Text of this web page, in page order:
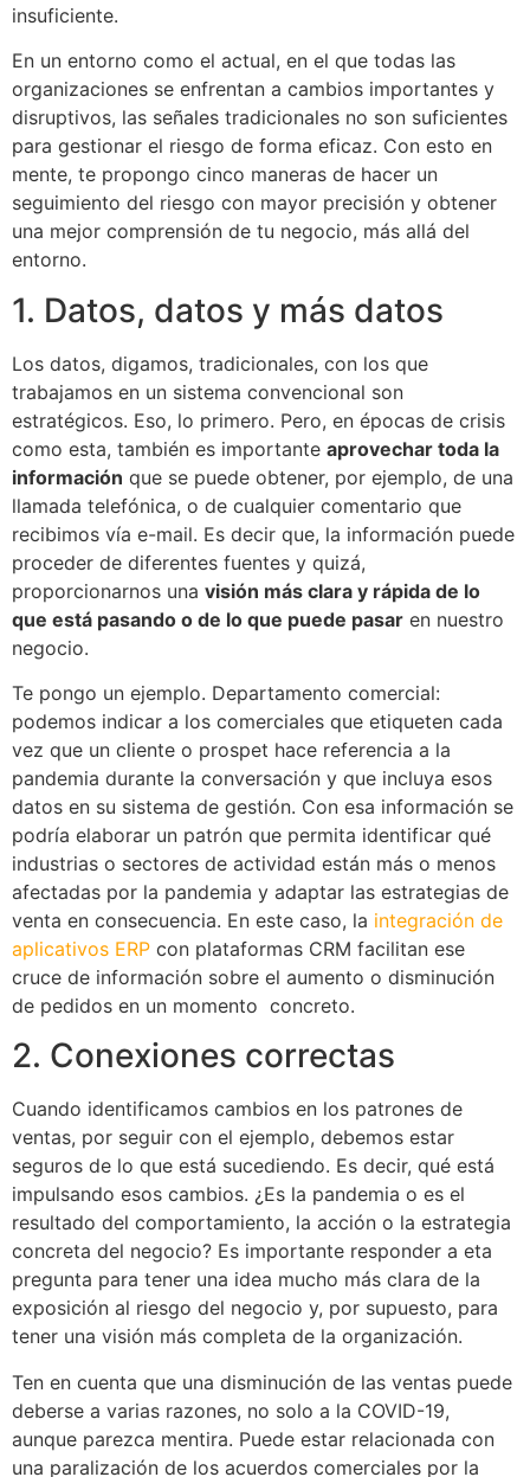
insuficiente.
En un entorno como el actual, en el que todas las
organizaciones se enfrentan a cambios importantes y
disruptivos, las señales tradicionales no son suficientes
para gestionar el riesgo de forma eficaz. Con esto en
mente, te propongo cinco maneras de hacer un
seguimiento del riesgo con mayor precisión y obtener
una mejor comprensión de tu negocio, más allá del
entorno.
1. Datos, datos y más datos
Los datos, digamos, tradicionales, con los que
trabajamos en un sistema convencional son
estratégicos. Eso, lo primero. Pero, en épocas de crisis
como esta, también es importante aprovechar toda la
información que se puede obtener, por ejemplo, de una
llamada telefónica, o de cualquier comentario que
recibimos vía e-mail. Es decir que, la información puede
proceder de diferentes fuentes y quizá,
proporcionarnos una visión más clara y rápida de lo
que está pasando o de lo que puede pasar en nuestro
negocio.
Te pongo un ejemplo. Departamento comercial:
podemos indicar a los comerciales que etiqueten cada
vez que un cliente o prospet hace referencia a la
pandemia durante la conversación y que incluya esos
datos en su sistema de gestión. Con esa información se
podría elaborar un patrón que permita identificar qué
industrias o sectores de actividad están más o menos
afectadas por la pandemia y adaptar las estrategias de
venta en consecuencia. En este caso, la integración de
aplicativos ERP con plataformas CRM facilitan ese
cruce de información sobre el aumento o disminución
de pedidos en un momento concreto.
2. Conexiones correctas
Cuando identificamos cambios en los patrones de
ventas, por seguir con el ejemplo, debemos estar
seguros de lo que está sucediendo. Es decir, qué está
impulsando esos cambios. ¿Es la pandemia o es el
resultado del comportamiento, la acción o la estrategia
concreta del negocio? Es importante responder a eta
pregunta para tener una idea mucho más clara de la
exposición al riesgo del negocio y, por supuesto, para
tener una visión más completa de la organización.
Ten en cuenta que una disminución de las ventas puede
deberse a varias razones, no solo a la COVID-19,
aunque parezca mentira. Puede estar relacionada con
una paralización de los acuerdos comerciales por la